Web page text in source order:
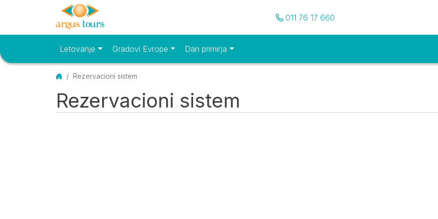
Pozovite nas
011 76 17 660
Osnovni meniLetovanje Gradovi Evrope Dan primirja
Početna
Rezervacioni sistem
Rezervacioni sistem